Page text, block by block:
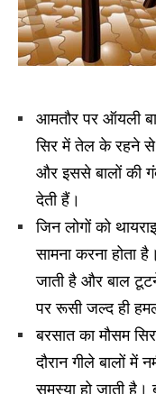
आमतौर पर ऑयली
सिर में तेल के रहने से
और इससे बालों की
देती हैं।
जिन लोगों को
सामना करना होता
जाती है और बाल
पर रूसी जल्द ही
बरसात का मौसम
दौरान गीले बालों में
समस्या हो जाती है।